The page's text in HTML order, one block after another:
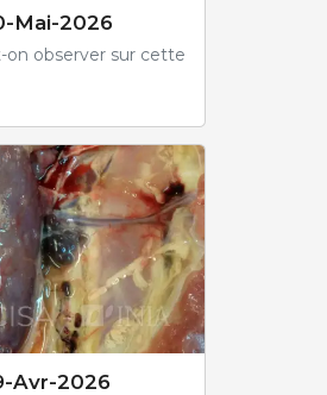
Mai-2026
on observer sur cette
Avr-2026